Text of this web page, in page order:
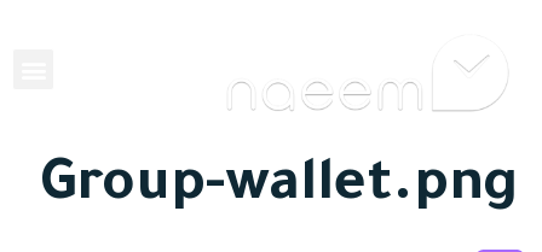
Group-wallet.png